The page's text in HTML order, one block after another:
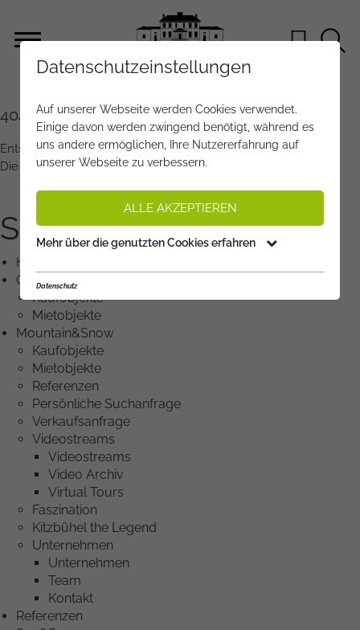
404 - SEITE NICHT GEFUNDEN
Entschuldigen Sie - es ist ein Fehler aufgetreten.
Die gewünschte Seite wurde nicht gefunden.
SITEMAP
Home
Objektangebote
Kaufobjekte
Mietobjekte
Mountain&Snow
Kaufobjekte
Mietobjekte
Referenzen
Persönliche Suchanfrage
Verkaufsanfrage
Videostreams
Videostreams
Video Archiv
Virtual Tours
Faszination
Kitzbühel the Legend
Unternehmen
Unternehmen
Team
Kontakt
Referenzen
Datenschutzeinstellungen
Auf unserer Webseite werden Cookies verwendet.
Einige davon werden zwingend benötigt, während es
uns andere ermöglichen, Ihre Nutzererfahrung auf
unserer Webseite zu verbessern.
ALLE AKZEPTIEREN
Mehr über die genutzten Cookies erfahren
Datenschutz